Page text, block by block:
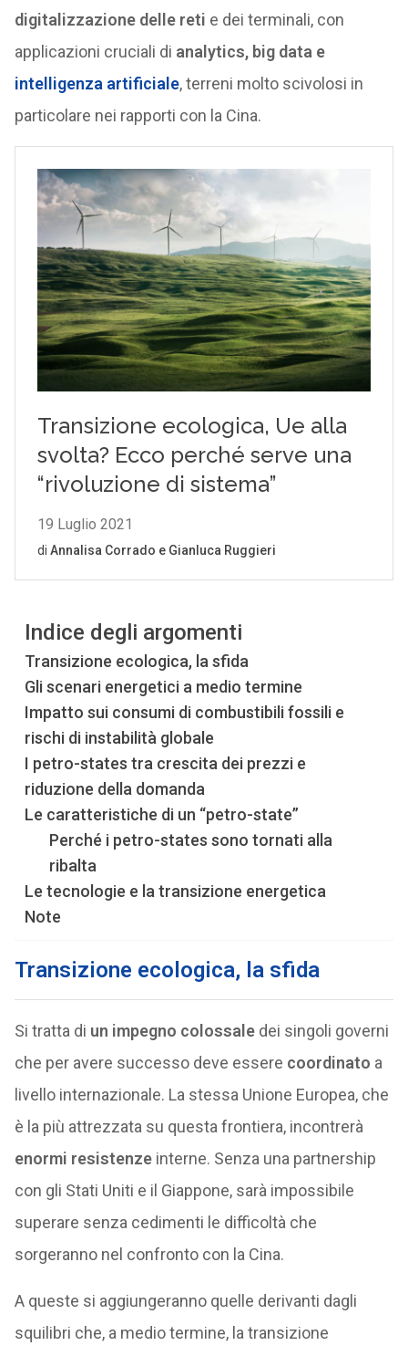
digitalizzazione delle reti e dei terminali, con
applicazioni cruciali di analytics, big data e
intelligenza artificiale, terreni molto scivolosi in
particolare nei rapporti con la Cina.
Indice degli argomenti
Transizione ecologica, la sfida
Gli scenari energetici a medio termine
Impatto sui consumi di combustibili fossili e
rischi di instabilità globale
I petro-states tra crescita dei prezzi e
riduzione della domanda
Le caratteristiche di un “petro-state”
Perché i petro-states sono tornati alla
ribalta
Le tecnologie e la transizione energetica
Note
Transizione ecologica, la sfida
Si tratta di un impegno colossaledei singoli governi
che per avere successo deve essere coordinato a
livello internazionale. La stessa Unione Europea, che
è la più attrezzata su questa frontiera, incontrerà
enormi resistenzeinterne. Senza una partnership
con gli Stati Uniti e il Giappone, sarà impossibile
superare senza cedimenti le difficoltà che
sorgeranno nel confronto con la Cina.
A queste si aggiungeranno quelle derivanti dagli
squilibri che, a medio termine, la transizione